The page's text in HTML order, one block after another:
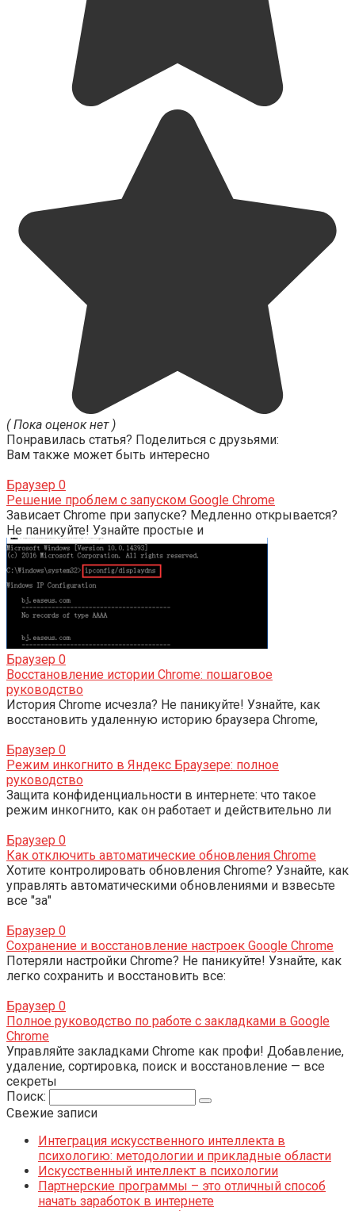
( Пока оценок нет )
Понравилась статья? Поделиться с друзьями:
Вам также может быть интересно
Браузер 0
Решение проблем с запуском Google Chrome
Зависает Chrome при запуске? Медленно открывается?
Не паникуйте! Узнайте простые и
Браузер 0
Восстановление истории Chrome: пошаговое
руководство
История Chrome исчезла? Не паникуйте! Узнайте, как
восстановить удаленную историю браузера Chrome,
Браузер 0
Режим инкогнито в Яндекс Браузере: полное
руководство
Защита конфиденциальности в интернете: что такое
режим инкогнито, как он работает и действительно ли
Браузер 0
Как отключить автоматические обновления Chrome
Хотите контролировать обновления Chrome? Узнайте, как
управлять автоматическими обновлениями и взвесьте
все "за"
Браузер 0
Сохранение и восстановление настроек Google Chrome
Потеряли настройки Chrome? Не паникуйте! Узнайте, как
легко сохранить и восстановить все:
Браузер 0
Полное руководство по работе с закладками в Google
Chrome
Управляйте закладками Chrome как профи! Добавление,
удаление, сортировка, поиск и восстановление — все
секреты
Поиск:
Свежие записи
Интеграция искусственного интеллекта в
психологию: методологии и прикладные области
Искусственный интеллект в психологии
Партнерские программы – это отличный способ
начать заработок в интернете